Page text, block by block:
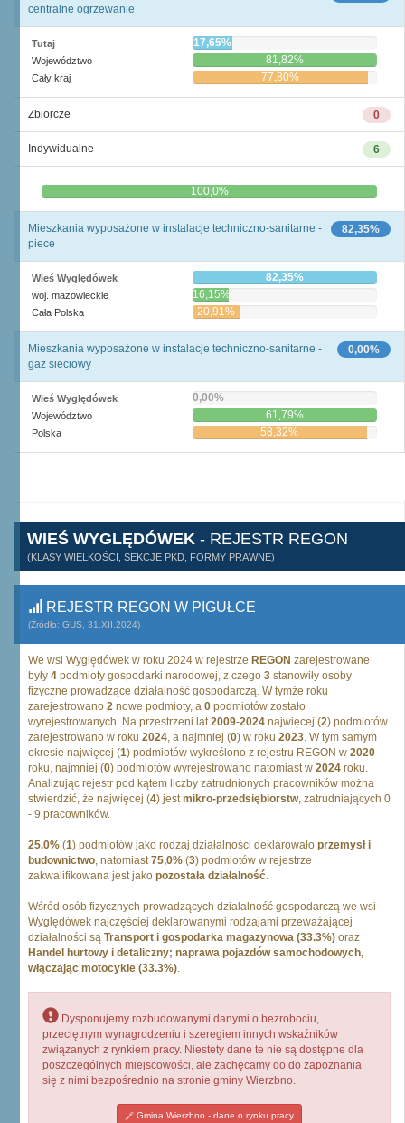
centralne ogrzewanie
Tutaj 17,65%
Województwo 81,82%
Cały kraj 77,80%
0
Zbiorcze
6
Indywidualne
0,0% 100,0%
82,35%
Mieszkania wyposażone w instalacje techniczno-sanitarne -
piece
Wieś Wyględówek 82,35%
woj. mazowieckie 16,15%
Cała Polska 20,91%
0,00%
Mieszkania wyposażone w instalacje techniczno-sanitarne -
gaz sieciowy
Wieś Wyględówek 0,00%
Województwo 61,79%
Polska 58,32%
WIEŚ WYGLĘDÓWEK - REJESTR REGON
(KLASY WIELKOŚCI, SEKCJE PKD, FORMY PRAWNE)
REJESTR REGON W PIGUŁCE
(Źródło: GUS, 31.XII.2024)
We wsi Wyględówek w roku 2024 w rejestrze REGON zarejestrowane
były 4 podmioty gospodarki narodowej, z czego 3 stanowiły osoby
fizyczne prowadzące działalność gospodarczą. W tymże roku
zarejestrowano 2 nowe podmioty, a 0 podmiotów zostało
wyrejestrowanych. Na przestrzeni lat2009-2024 najwięcej (2) podmiotów
zarejestrowano w roku 2024, a najmniej (0) w roku 2023. W tym samym
okresie najwięcej (1) podmiotów wykreślono z rejestru REGON w 2020
roku, najmniej (0) podmiotów wyrejestrowano natomiast w 2024 roku.
Analizując rejestr pod kątem liczby zatrudnionych pracowników można
stwierdzić, że najwięcej (4) jestmikro-przedsiębiorstw, zatrudniających 0
- 9 pracowników.
25,0% (1) podmiotów jako rodzaj działalności deklarowało przemysł i
budownictwo, natomiast75,0% (3) podmiotów w rejestrze
zakwalifikowana jest jako pozostała działalność.
Wśród osób fizycznych prowadzących działalność gospodarczą we wsi
Wyględówek najczęściej deklarowanymi rodzajami przeważającej
działalności są Transport i gospodarka magazynowa (33.3%) oraz
Handel hurtowy i detaliczny; naprawa pojazdów samochodowych,
włączając motocykle (33.3%).
Dysponujemy rozbudowanymi danymi o bezrobociu,
przeciętnym wynagrodzeniu i szeregiem innych wskaźników
związanych z rynkiem pracy. Niestety dane te nie są dostępne dla
poszczególnych miejscowości, ale zachęcamy do do zapoznania
się z nimi bezpośrednio na stronie gminy Wierzbno.
Gmina Wierzbno - dane o rynku pracy